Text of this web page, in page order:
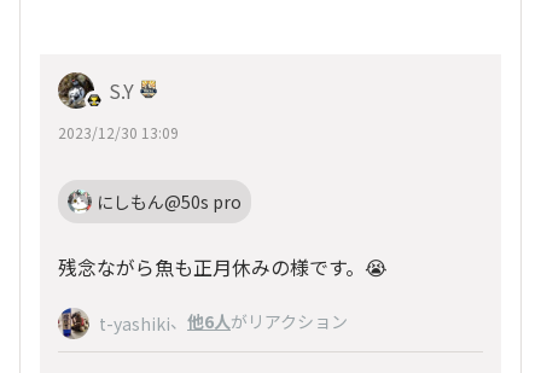
S.Y
2023/12/30 13:09
にしもん@50s pro
残念ながら魚も正月休みの様です。😭
t-yashiki、 他6人がリアクション